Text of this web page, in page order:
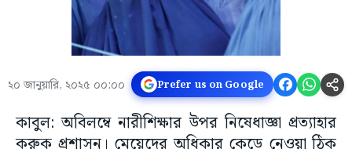
২০ জানুয়ারি, ২০২৫ ০০:০০ Prefer us on Google
কাবুল: অবিলম্বে নারীশিক্ষার উপর নিষেধাজ্ঞা প্রত্যাহার